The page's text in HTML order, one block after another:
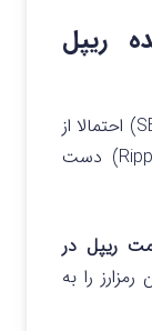
ریپل
کمیسیون بورس و اوراق بهادار آمریکا (SEC) احتمالا از
پیگیری قانونی پرونده شرکت ریپل (Ripple) دست
ریپل در
را به